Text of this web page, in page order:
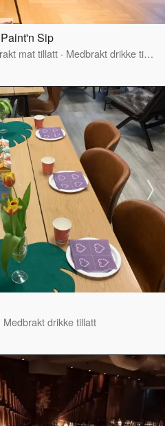
Sip
mat tillatt · Medbrakt drikke tillatt
Medbrakt drikke tillatt